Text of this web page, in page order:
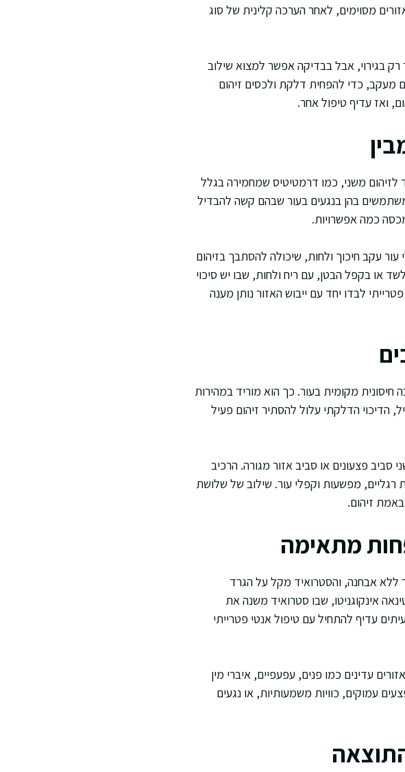
מסוימים, לאחר הערכה קלינית של סוג
בגירוי, אבל בבדיקה אפשר למצוא שילוב
כדי להפחית דלקת ולכסים זיהום
ואז עדיף טיפול אחר.
משני, כמו דרמטיטיס שמחמירה בגלל
משתמשים בהן בנגעים בעור שבהם קשה להבדיל
כמה אפשרויות.
עקב חיכוך ולחות, שיכולה להסתבך בזיהום
או בקפל הבטן, עם ריח ולחות, שבו יש סיכוי
לבדו יחד עם ייבוש האזור נותן מענה
מקומית בעור. כך הוא מוריד במהירות
הדיכוי הדלקתי עלול להסתיר זיהום פעיל
סביב פצעונים או סביב אזור מגורה. הרכיב
רגליים, מפשעות וקפלי עור. שילוב של שלושת
זיהום.
מתאימה
אבחנה, והסטרואיד מקל על הגרד
אינקוגניטו, שבו סטרואיד משנה את
עדיף להתחיל עם טיפול אנטי פטרייתי
עדינים כמו פנים, עפעפיים, איברי מין
עמוקים, כוויות משמעותיות, או נגעים